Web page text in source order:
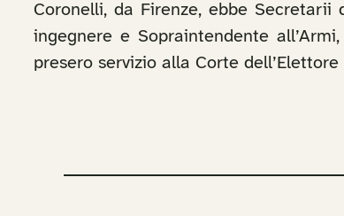
Coronelli, da Firenze, ebbe
ingegnere e Sopraintendente
presero servizio alla Corte